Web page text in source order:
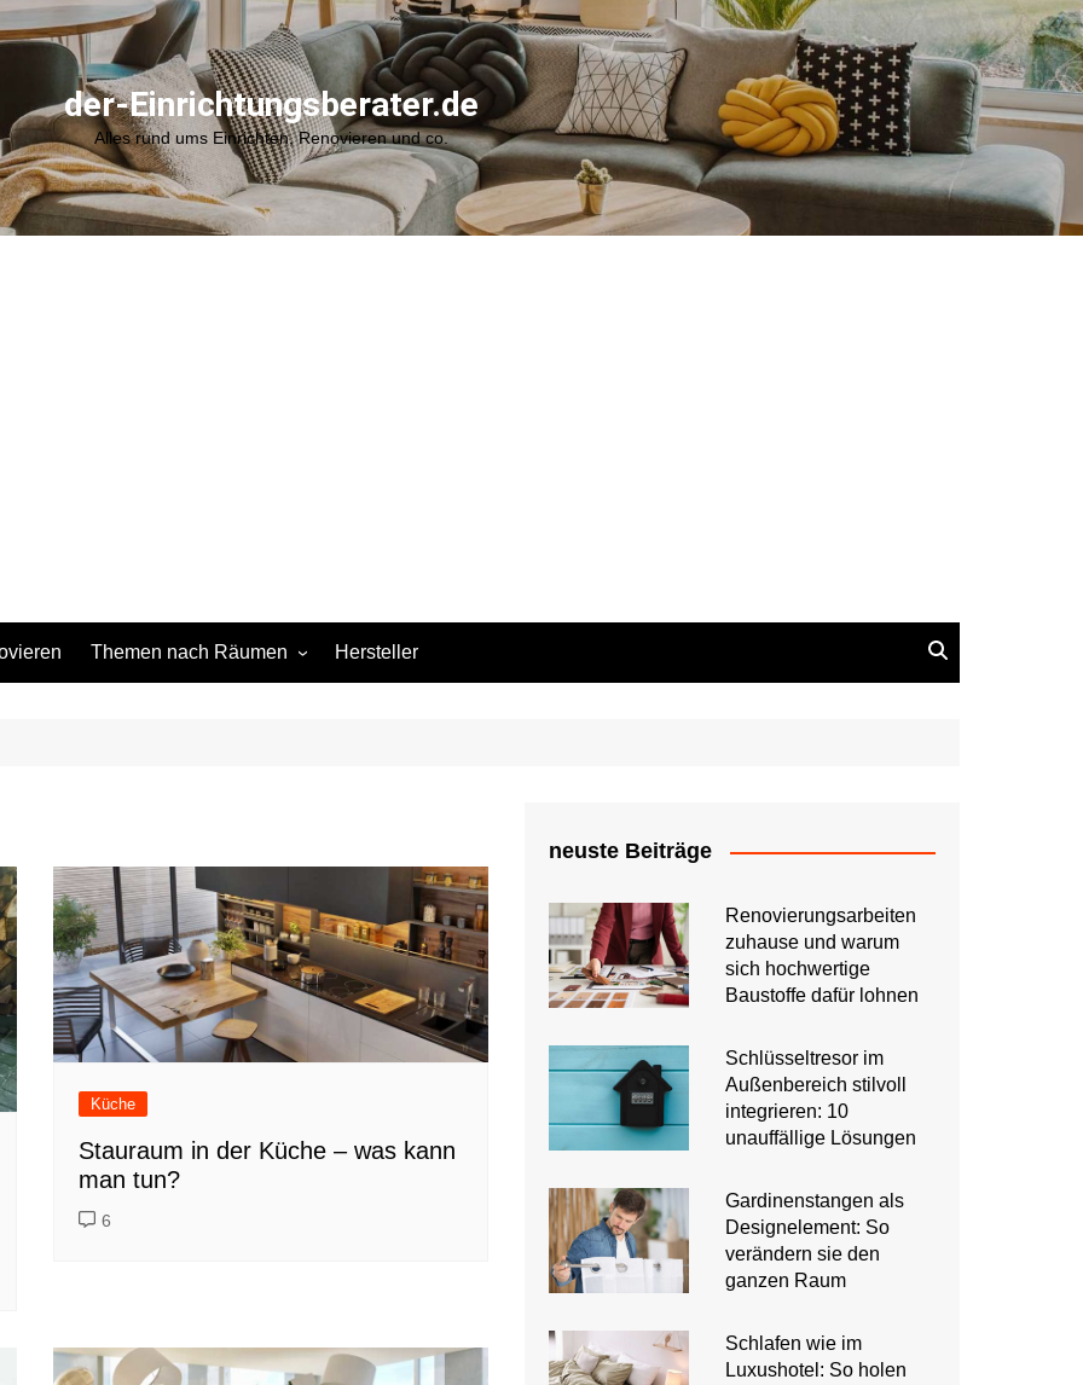
der-Einrichtungsberater.de
Alles rund ums Einrichten, Renovieren und co.
Themen nach Räumen
Wohnzimmer
Hersteller
Küche
Stauraum in der Küche – was kann
man tun?
6
neuste Beiträge
Renovierungsarbeiten
zuhause und warum
sich hochwertige
Baustoffe dafür lohnen
Schlüsseltresor im
Außenbereich stilvoll
integrieren: 10
unauffällige Lösungen
Gardinenstangen als
Designelement: So
verändern sie den
ganzen Raum
Schlafen wie im
Luxushotel: So holen